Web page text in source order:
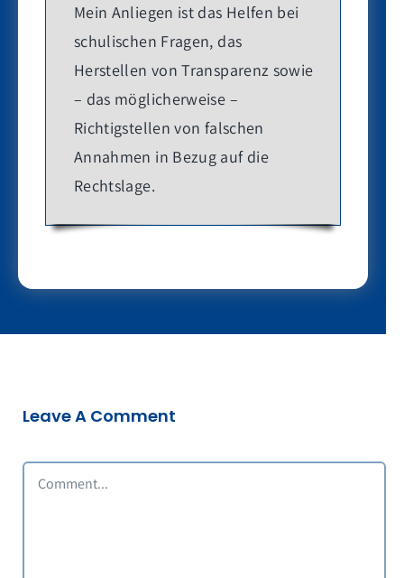
Mein Anliegen ist das Helfen bei
schulischen Fragen, das
Herstellen von Transparenz sowie
– das möglicherweise –
Richtigstellen von falschen
Annahmen in Bezug auf die
Rechtslage.
Leave A Comment
Comment